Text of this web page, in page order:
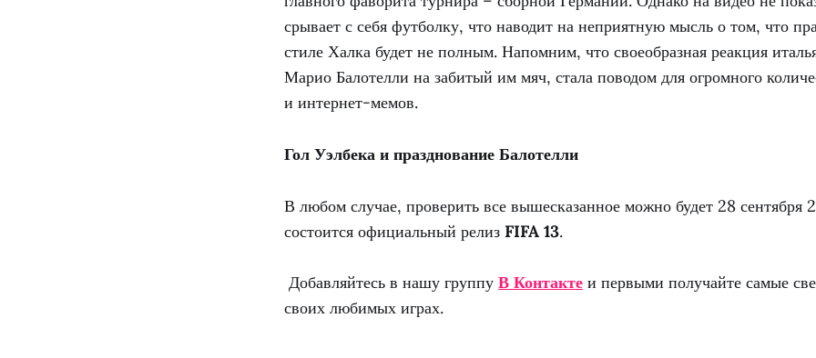
срывает с себя футболку, что наводит на неприятную мысль о том, что
стиле Халка будет не полным. Напомним, что своеобразная реакция
Марио Балотелли на забитый им мяч, стала поводом для огромного
и интернет-мемов.
Гол Уэлбека и празднование Балотелли
В любом случае, проверить все вышесказанное можно будет 28 сентября
состоится официальный релиз FIFA 13.
Добавляйтесь в нашу группу В Контакте и первыми получайте самые
своих любимых играх.